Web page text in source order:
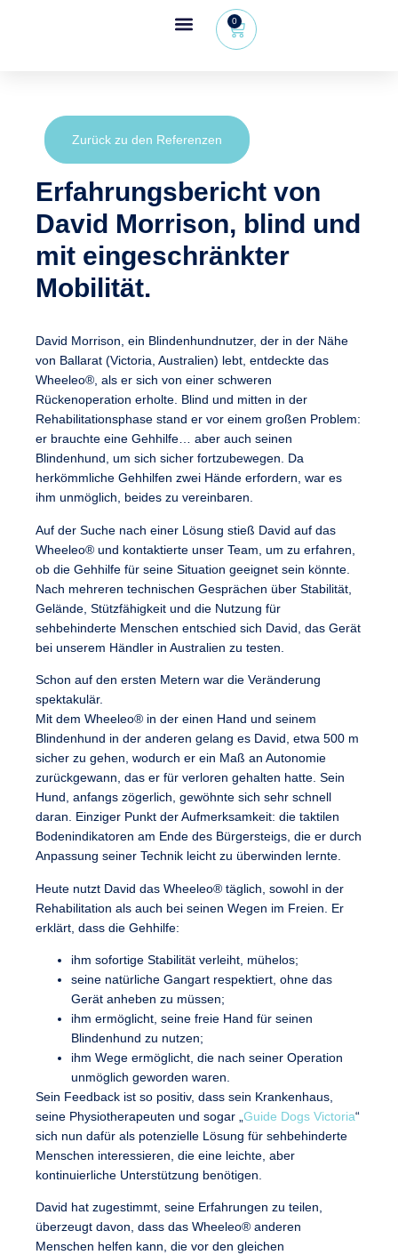
0
Zurück zu den Referenzen
Erfahrungsbericht von
David Morrison, blind und
mit eingeschränkter
Mobilität.
David Morrison, ein Blindenhundnutzer, der in der Nähe
von Ballarat (Victoria, Australien) lebt, entdeckte das
Wheeleo®, als er sich von einer schweren
Rückenoperation erholte. Blind und mitten in der
Rehabilitationsphase stand er vor einem großen Problem:
er brauchte eine Gehhilfe… aber auch seinen
Blindenhund, um sich sicher fortzubewegen. Da
herkömmliche Gehhilfen zwei Hände erfordern, war es
ihm unmöglich, beides zu vereinbaren.
Auf der Suche nach einer Lösung stieß David auf das
Wheeleo® und kontaktierte unser Team, um zu erfahren,
ob die Gehhilfe für seine Situation geeignet sein könnte.
Nach mehreren technischen Gesprächen über Stabilität,
Gelände, Stützfähigkeit und die Nutzung für
sehbehinderte Menschen entschied sich David, das Gerät
bei unserem Händler in Australien zu testen.
Schon auf den ersten Metern war die Veränderung
spektakulär.
Mit dem Wheeleo® in der einen Hand und seinem
Blindenhund in der anderen gelang es David, etwa 500 m
sicher zu gehen , wodurch er ein Maß an Autonomie
zurückgewann, das er für verloren gehalten hatte. Sein
Hund, anfangs zögerlich, gewöhnte sich sehr schnell
daran. Einziger Punkt der Aufmerksamkeit: die taktilen
Bodenindikatoren am Ende des Bürgersteigs, die er durch
Anpassung seiner Technik leicht zu überwinden lernte.
Heute nutzt David das Wheeleo® täglich, sowohl in der
Rehabilitation als auch bei seinen Wegen im Freien. Er
erklärt, dass die Gehhilfe:
ihm sofortige Stabilität verleiht , mühelos;
seine natürliche Gangart respektiert , ohne das
Gerät anheben zu müssen;
ihm ermöglicht, seine freie Hand für seinen
Blindenhund zu nutzen;
ihm Wege ermöglicht, die nach seiner Operation
unmöglich geworden waren
Sein Feedback ist so positiv, dass sein Krankenhaus,
seine Physiotherapeuten und sogar „ Guide Dogs Victoria“
sich nun dafür als potenzielle Lösung für sehbehinderte
Menschen interessieren, die eine leichte, aber
kontinuierliche Unterstützung benötigen
David hat zugestimmt, seine Erfahrungen zu teilen,
überzeugt davon, dass das Wheeleo® anderen
Menschen helfen kann, die vor den gleichen